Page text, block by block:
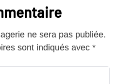
ne sera pas publiée.
sont indiqués avec *